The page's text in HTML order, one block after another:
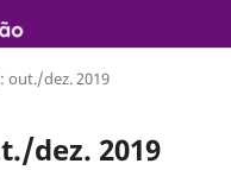
out./dez. 2019
dez. 2019